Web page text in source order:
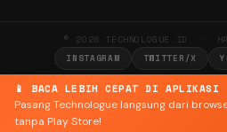
📱 BACA LEBIH CEPAT DI APLIKASI
Pasang Technologue langsung dari
tanpa Play Store!
© 2026 TECHNOLOGUE.ID ·
INSTAGRAM TWITTER/X